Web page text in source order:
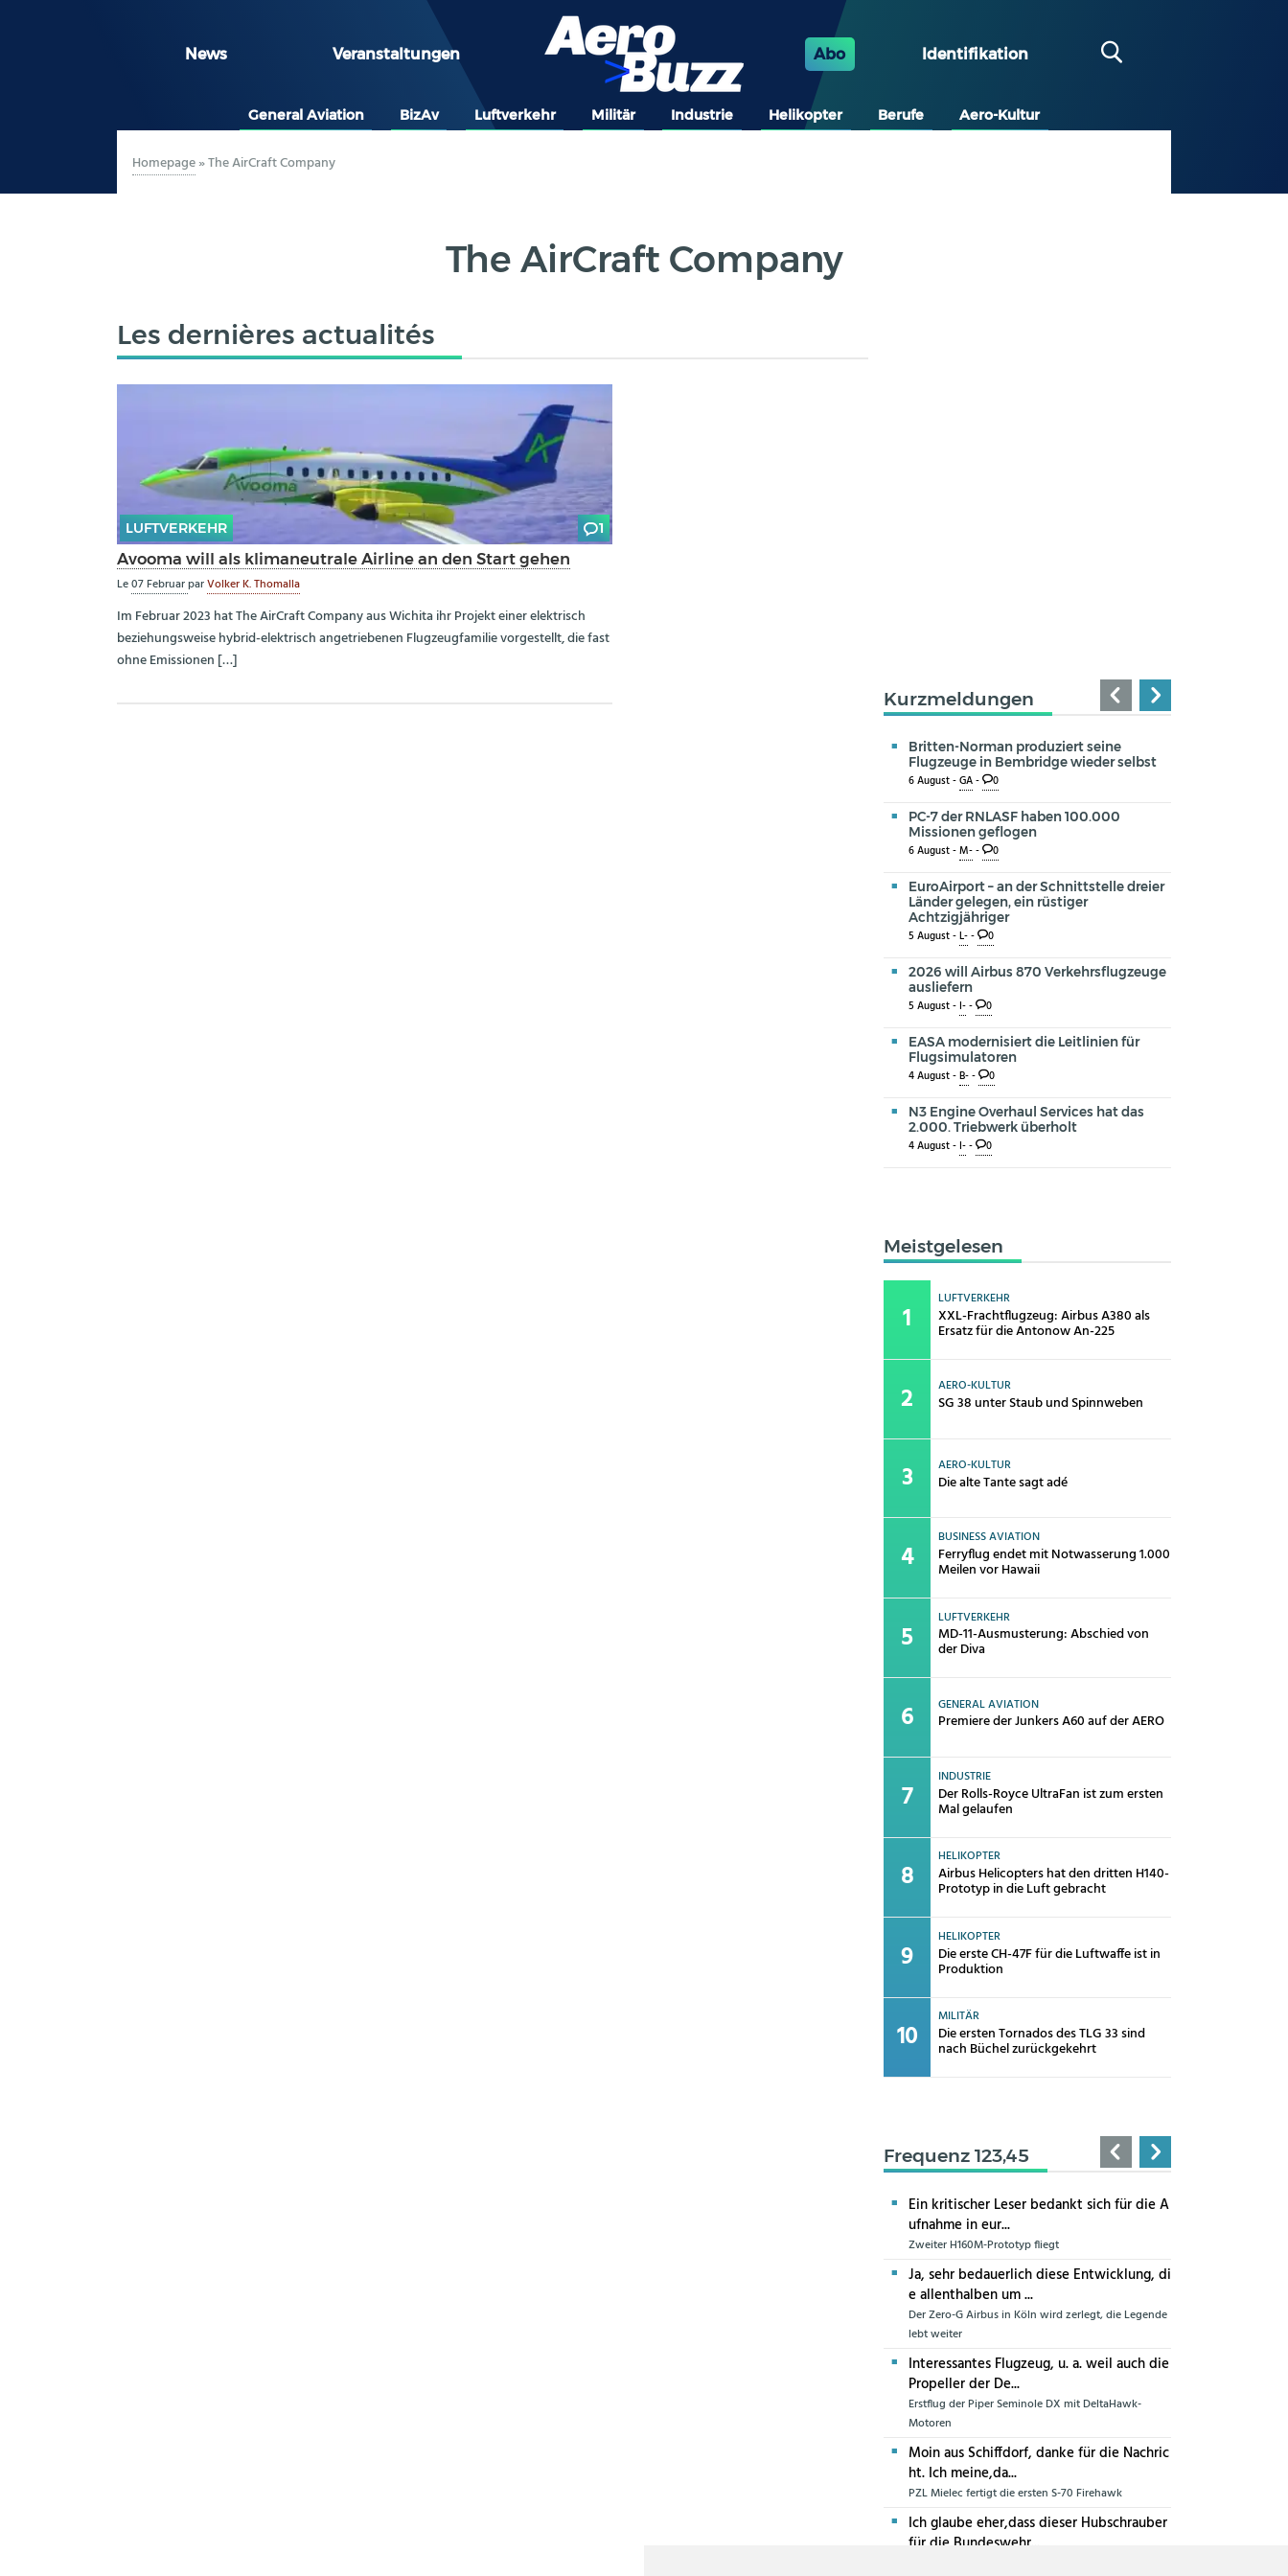
News Veranstaltungen Abo Identifikation
General Aviation BizAv Luftverkehr Militär Industrie Helikopter Berufe Aero-Kultur
Homepage»The AirCraft Company
The AirCraft Company
Les dernières actualités
LUFTVERKEHR 1
Avooma will als klimaneutrale Airline an den Start gehen
Le07 FebruarparVolker K. Thomalla
Im Februar 2023 hat The AirCraft Company aus Wichita ihr Projekt einer elektrisch
beziehungsweise hybrid-elektrisch angetriebenen Flugzeugfamilie vorgestellt, die fast
ohne Emissionen […]
Kurzmeldungen
Britten-Norman produziert seine
Flugzeuge in Bembridge wieder selbst
6 August -GA- 0
PC-7 der RNLASF haben 100.000
Missionen geflogen
6 August -M-- 0
EuroAirport – an der Schnittstelle dreier
Länder gelegen, ein rüstiger
Achtzigjähriger
5 August -L-- 0
2026 will Airbus 870 Verkehrsflugzeuge
ausliefern
5 August -I-- 0
EASA modernisiert die Leitlinien für
Flugsimulatoren
4 August -B-- 0
N3 Engine Overhaul Services hat das
2.000. Triebwerk überholt
4 August -I-- 0
Meistgelesen
LUFTVERKEHR
XXL-Frachtflugzeug: Airbus A380 als
Ersatz für die Antonow An-225
AERO-KULTUR
SG 38 unter Staub und Spinnweben
AERO-KULTUR
Die alte Tante sagt adé
BUSINESS AVIATION
Ferryflug endet mit Notwasserung 1.000
Meilen vor Hawaii
LUFTVERKEHR
MD-11-Ausmusterung: Abschied von
der Diva
GENERAL AVIATION
Premiere der Junkers A60 auf der AERO
INDUSTRIE
Der Rolls-Royce UltraFan ist zum ersten
Mal gelaufen
HELIKOPTER
Airbus Helicopters hat den dritten H140-
Prototyp in die Luft gebracht
HELIKOPTER
Die erste CH-47F für die Luftwaffe ist in
Produktion
MILITÄR
Die ersten Tornados des TLG 33 sind
nach Büchel zurückgekehrt
Frequenz 123,45
Ein kritischer Leser bedankt sich für die A
ufnahme in eur...
Zweiter H160M-Prototyp fliegt
Ja, sehr bedauerlich diese Entwicklung, di
e allenthalben um ...
Der Zero-G Airbus in Köln wird zerlegt, die Legende
lebt weiter
Interessantes Flugzeug, u. a. weil auch die
Propeller der De...
Erstflug der Piper Seminole DX mit DeltaHawk-
Motoren
Moin aus Schiffdorf, danke für die Nachric
ht. Ich meine,da...
PZL Mielec fertigt die ersten S-70 Firehawk
Ich glaube eher,dass dieser Hubschrauber
für die Bundeswehr...